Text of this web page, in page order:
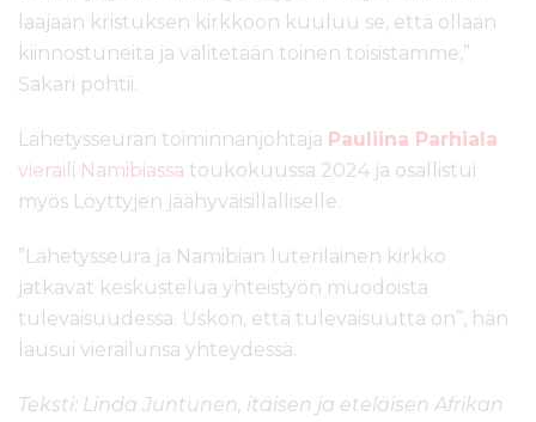
laajaan kristuksen kirkkoon kuuluu se, että ollaan
kiinnostuneita ja välitetään toinen toisistamme,”
Sakari pohtii.
Lähetysseuran toiminnanjohtaja Pauliina Parhiala
vieraili Namibiassa toukokuussa 2024 ja osallistui
myös Löyttyjen jäähyväisillalliselle.
”Lähetysseura ja Namibian luterilainen kirkko
jatkavat keskustelua yhteistyön muodoista
tulevaisuudessa. Uskon, että tulevaisuutta on”, hän
lausui vierailunsa yhteydessä.
Teksti: Linda Juntunen, itäisen ja eteläisen Afrikan